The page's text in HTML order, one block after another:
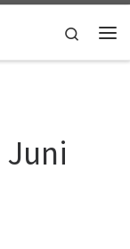
Search
Juni